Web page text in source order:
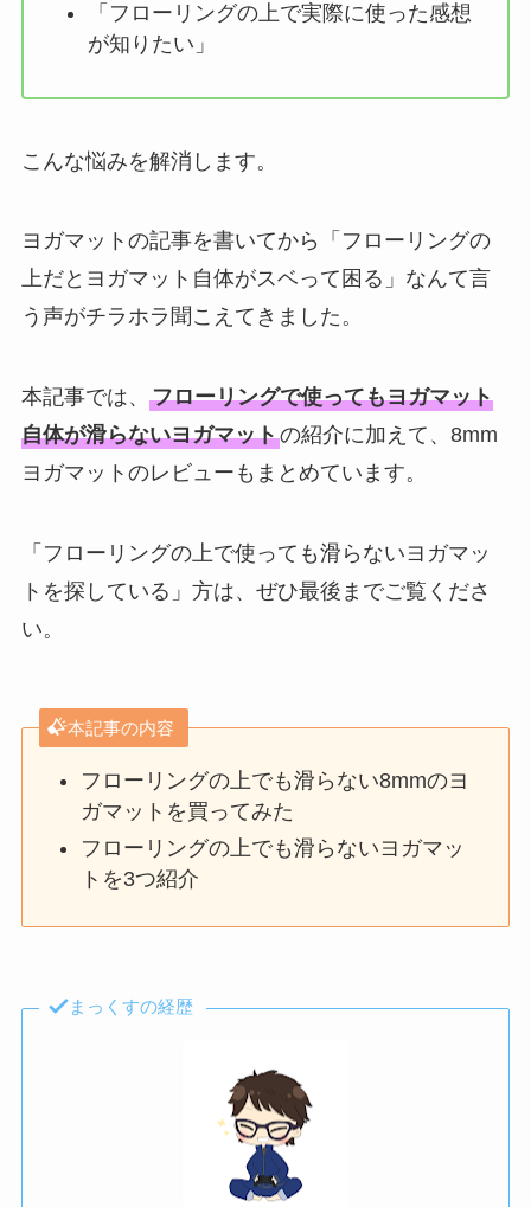
「フローリングの上で実際に使った感想
が知りたい」
こんな悩みを解消します。
ヨガマットの記事を書いてから「フローリングの
上だとヨガマット自体がスベって困る」なんて言
う声がチラホラ聞こえてきました。
本記事では、 フローリングで使ってもヨガマット
自体が滑らないヨガマットの紹介に加えて、8mm
ヨガマットのレビューもまとめています。
「フローリングの上で使っても滑らないヨガマッ
トを探している」方は、ぜひ最後までご覧くださ
い。
本記事の内容
フローリングの上でも滑らない8mmのヨ
ガマットを買ってみた
フローリングの上でも滑らないヨガマッ
トを3つ紹介
まっくすの経歴